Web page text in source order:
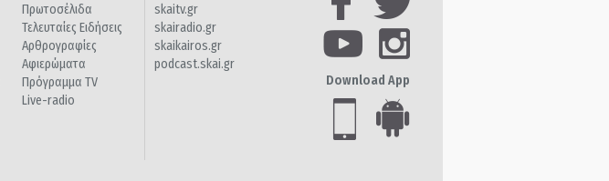
Πρωτοσέλιδα
Τελευταίες Ειδήσεις
Αρθρογραφίες
Αφιερώματα
Πρόγραμμα TV
Live-radio
skaitv.gr
skairadio.gr
skaikairos.gr
podcast.skai.gr
Download App